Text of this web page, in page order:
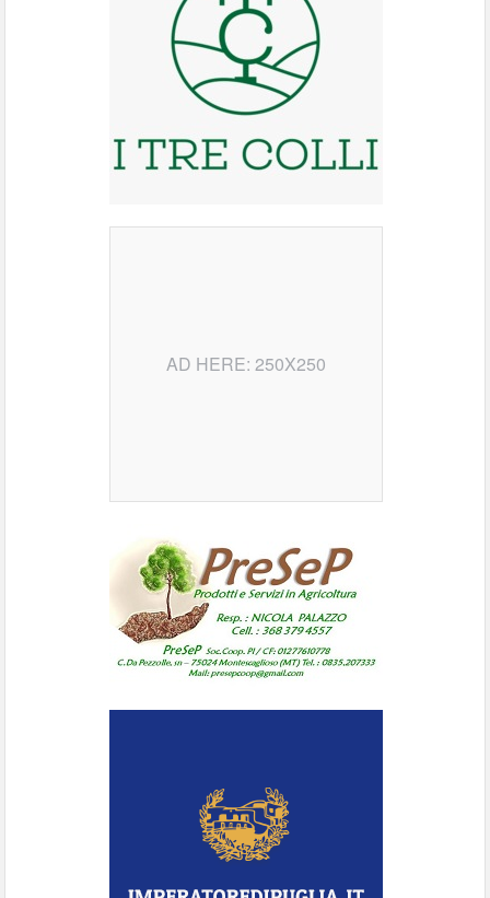
AD HERE: 250X250